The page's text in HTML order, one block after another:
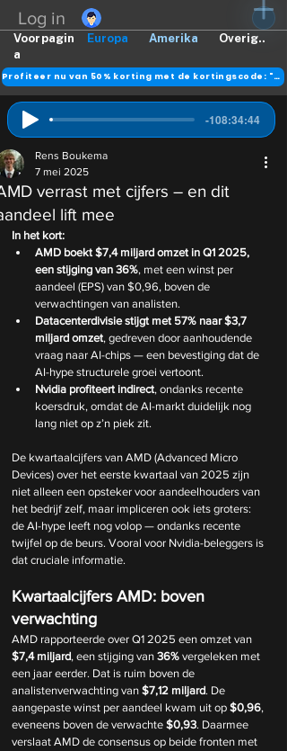
Log in
Europa Amerika Overig..
Voorpagin
a
Profiteer nu van 50% korting met de kortingscode: "DANK"
-108:34:44
verrast met cijfers – en dit
lift mee
Rens Boukema
7 mei 2025
In het kort:
AMD boekt $7,4 miljard omzet in Q1 2025,
een stijging van 36%, met een winst per
aandeel (EPS) van $0,96, boven de
verwachtingen van analisten.
Datacenterdivisie stijgt met 57% naar $3,7
miljard omzet, gedreven door aanhoudende
vraag naar AI-chips — een bevestiging dat de
AI-hype structurele groei vertoont.
Nvidia profiteert indirect, ondanks recente
koersdruk, omdat de AI-markt duidelijk nog
lang niet op z’n piek zit.
De kwartaalcijfers van AMD (Advanced Micro
Devices) over het eerste kwartaal van 2025 zijn
niet alleen een opsteker voor aandeelhouders van
het bedrijf zelf, maar impliceren ook iets groters:
de AI-hype leeft nog volop — ondanks recente
twijfel op de beurs. Vooral voor Nvidia-beleggers is
dat cruciale informatie.
Kwartaalcijfers AMD: boven
verwachting
AMD rapporteerde over Q1 2025 een omzet van
$7,4 miljard, een stijging van 36% vergeleken met
een jaar eerder. Dat is ruim boven de
analistenverwachting van $7,12 miljard. De
aangepaste winst per aandeel kwam uit op $0,96,
eveneens boven de verwachte $0,93. Daarmee
verslaat AMD de consensus op beide fronten met